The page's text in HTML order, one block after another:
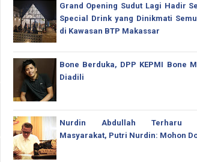
Grand Opening Sudut Lagi Hadir
Special Drink yang Dinikmati
di Kawasan BTP Makassar
Bone Berduka, DPP KEPMI Bone
Diadili
Nurdin Abdullah Terharu
Masyarakat, Putri Nurdin: Mohon